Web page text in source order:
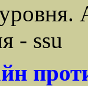
- ssu